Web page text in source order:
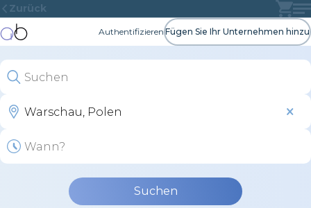
Zurück
Authentifizieren Fügen Sie Ihr Unternehmen hinzu
Suchen